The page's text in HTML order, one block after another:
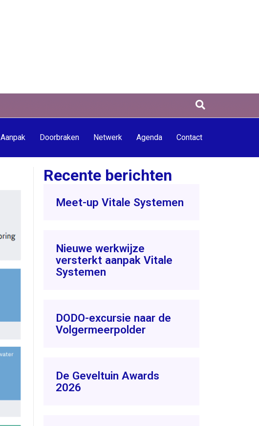
Aanpak Doorbraken Netwerk Agenda Contact
Recente berichten
Meet-up Vitale Systemen
Nieuwe werkwijze
versterkt aanpak Vitale
Systemen
DODO-excursie naar de
Volgermeerpolder
De Geveltuin Awards
2026